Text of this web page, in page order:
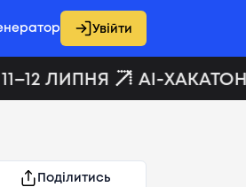
Увійти
ЛИПНЯ AI-ХАКАТОН
Поділитись